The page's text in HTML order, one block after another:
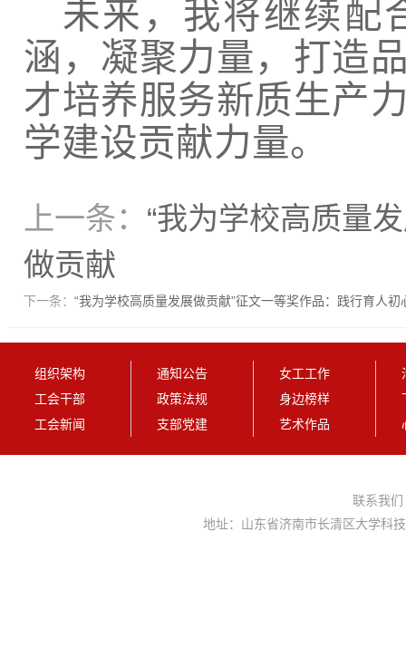
未来，我将继续配
涵，凝聚力量，打造
才培养服务新质生产
学建设贡献力量。
上一条： “我为学校高质量
做贡献
下一条： “我为学校高质量发展做贡献”征文一等奖作品：践行育人
组织架构
工会干部
工会新闻
通知公告
政策法规
支部党建
女工工作
身边榜样
艺术作品
联系我们
地址：山东省济南市长清区大学科